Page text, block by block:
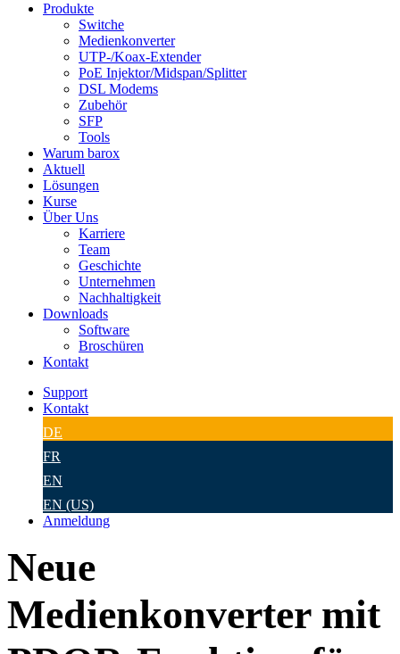
Produkte
Switche
Medienkonverter
UTP-/Koax-Extender
PoE Injektor/Midspan/Splitter
DSL Modems
Zubehör
SFP
Tools
Warum barox
Aktuell
Lösungen
Kurse
Über Uns
Karriere
Team
Geschichte
Unternehmen
Nachhaltigkeit
Downloads
Software
Broschüren
Kontakt
Support
Kontakt
DE
FR
EN
EN (US)
Anmeldung
Neue
Medienkonverter mit